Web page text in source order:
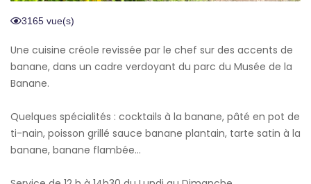
3165 vue(s)
Une cuisine créole revissée par le chef sur des accents de
banane, dans un cadre verdoyant du parc du Musée de la
Banane.
Quelques spécialités : cocktails à la banane, pâté en pot de
ti-nain, poisson grillé sauce banane plantain, tarte satin à la
banane, banane flambée...